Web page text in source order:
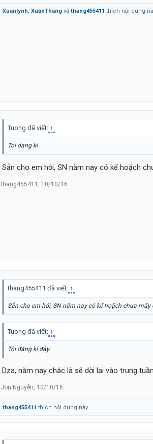
Xuanlynh, XuanThang và thang455411 thích nội dung
Tuong đã viết: ↑
Toi dang ki
Sẳn cho em hỏi, SN năm nay có kế hoặch
thang455411 10/10/16
thang455411 đã viết: ↑
Sẳn cho em hỏi, SN năm nay có kế hoặch chưa mấy
Tuong đã viết: ↑
Tôi đăng kí đây.
Dza, năm nay chắc là sẽ dời lại vào trung
Jon Nguyễn, 10/10/16
thang455411 thích nội dung này.